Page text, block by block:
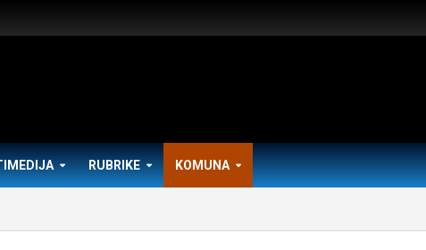
RUBRIKE KOMUNA